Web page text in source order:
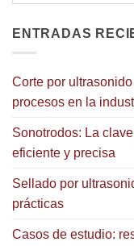
ENTRADAS
Corte por
procesos en la
Sonotrodos: La
eficiente y precisa
Sellado por
prácticas
Casos de estudio: